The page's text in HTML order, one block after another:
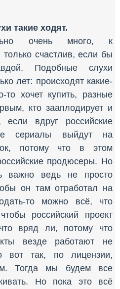
такие ходят.
очень много, к
счастлив, если бы
Подобные слухи
лет: происходят какие-
то хочет купить, разные
кто зааплодирует и
если вдруг российские
сериалы выйдут на
потому что в этом
продюсеры. Но
важно ведь не просто
он там отработал на
то можно всё, что
российский проект
вряд ли, потому что
везде работают не
вот так, по лицензии,
Тогда мы будем все
Но пока это всё